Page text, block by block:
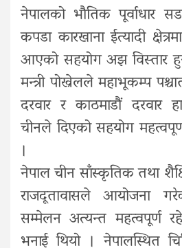
नेपालको भौतिक पूर्वाधार
कपडा कारखाना ईत्यादी
आएको सहयोग अझ विस्तार
मन्त्री पोख्रेलले महाभूकम्प
दरवार र काठमाडौं दरवार
चीनले दिएको सहयोग
।
नेपाल चीन साँस्कृतिक तथा
राजदूतावासले आयोजना
सम्मेलन अत्यन्त महत्वपूर्ण
भनाई थियो । नेपालस्थित